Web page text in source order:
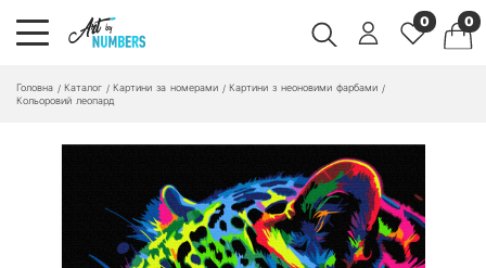
0 0
Головна / Каталог / Картини за номерами / Картини з неоновими фарбами /
Кольоровий леопард